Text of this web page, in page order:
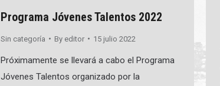
Programa Jóvenes Talentos 2022
Sin categoría By editor 15 julio 2022
Próximamente se llevará a cabo el Programa
Jóvenes Talentos organizado por la